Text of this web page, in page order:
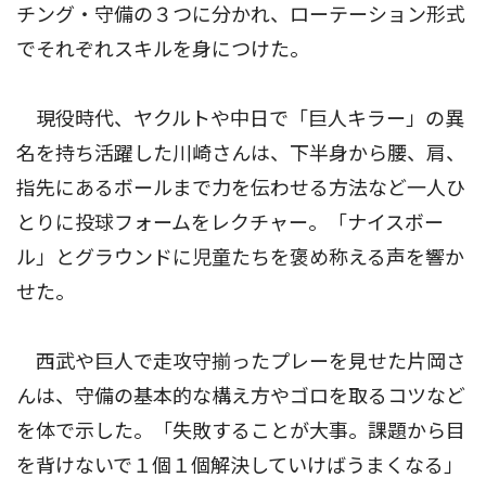
チング・守備の３つに分かれ、ローテーション形式
でそれぞれスキルを身につけた。
現役時代、ヤクルトや中日で「巨人キラー」の異
名を持ち活躍した川崎さんは、下半身から腰、肩、
指先にあるボールまで力を伝わせる方法など一人ひ
とりに投球フォームをレクチャー。「ナイスボー
ル」とグラウンドに児童たちを褒め称える声を響か
せた。
西武や巨人で走攻守揃ったプレーを見せた片岡さ
んは、守備の基本的な構え方やゴロを取るコツなど
を体で示した。「失敗することが大事。課題から目
を背けないで１個１個解決していけばうまくなる」